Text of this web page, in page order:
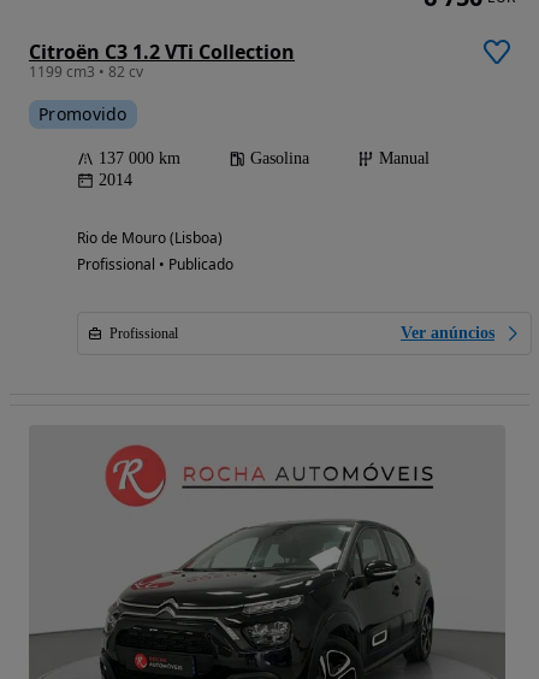
Citroën C3 1.2 VTi Collection
1199 cm3 • 82 cv
Promovido
137 000 km Gasolina
Manual
2014
Rio de Mouro (Lisboa)
Profissional • Publicado
Profissional Ver anúncios